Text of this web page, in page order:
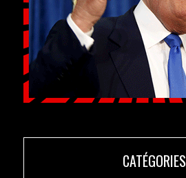
CATÉGORIES